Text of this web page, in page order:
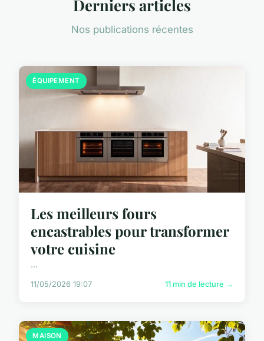
Derniers articles
Nos publications récentes
ÉQUIPEMENT
Les meilleurs fours
encastrables pour transformer
votre cuisine
...
11/05/2026 19:07 11 min de lecture →
MAISON